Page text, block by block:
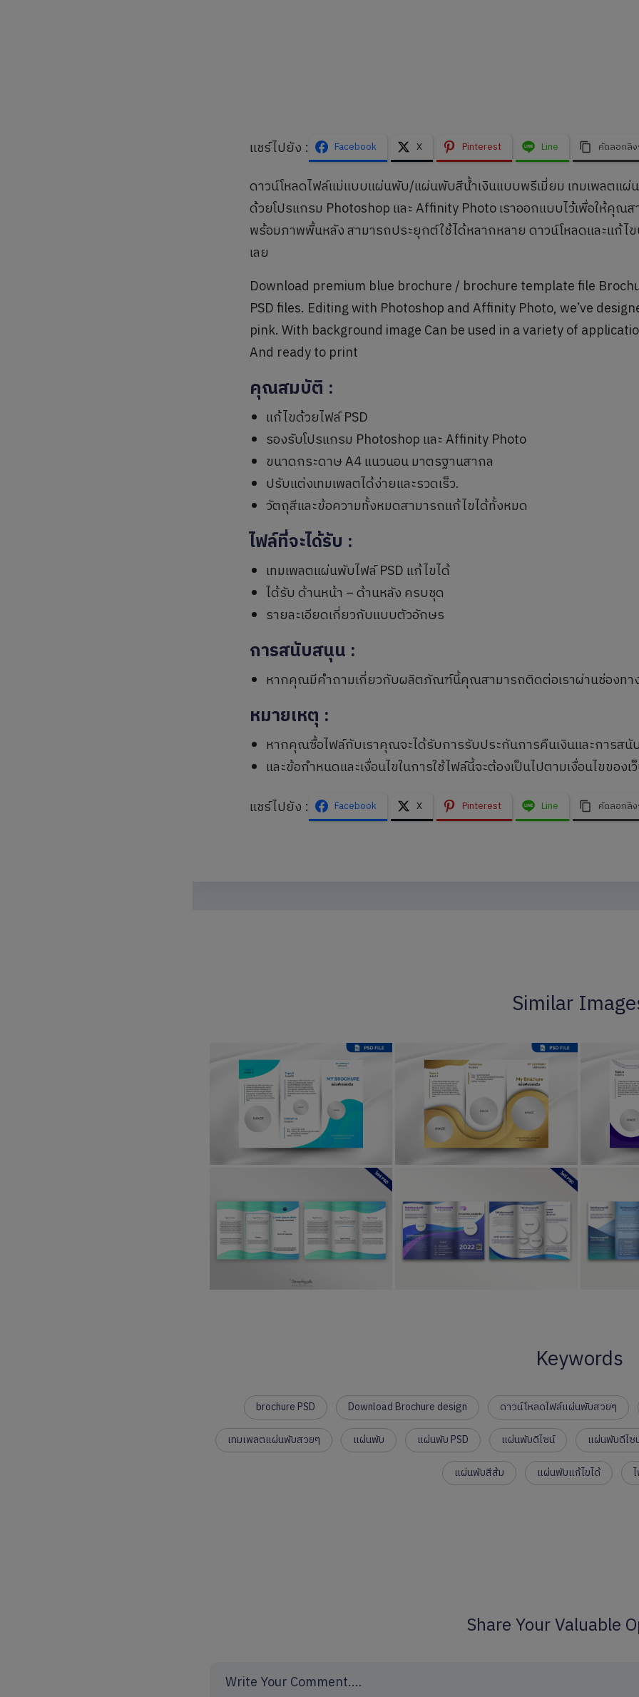
แชร์ไปยัง : Facebook X Pinterest Line คัดลอกลิ
ดาวน์โหลดไฟล์แม่แบบแผ่นพับ/แผ่นพับสีน้ำเงินแบบพรีเมี่ยม เทมเพลตแผ่
ด้วยโปรแกรม Photoshop และ Affinity Photo เราออกแบบไว้เพื่อให้คุ
พร้อมภาพพื้นหลัง สามารถประยุกต์ใช้ได้หลากหลาย ดาวน์โหลดและแก้
เลย
Download premium blue brochure / brochure template file
PSD files. Editing with Photoshop and Affinity Photo, we’ve
pink. With background image Can be used in a variety of
And ready to print
คุณสมบัติ :
แก้ไขด้วยไฟล์ PSD
รองรับโปรแกรม Photoshop และ Affinity Photo
ขนาดกระดาษ A4 แนวนอน มาตรฐานสากล
ปรับแต่งเทมเพลตได้ง่ายและรวดเร็ว.
วัตถุสีและข้อความทั้งหมดสามารถแก้ไขได้ทั้งหมด
ไฟล์ที่จะได้รับ :
เทมเพลตแผ่นพับไฟล์ PSD แก้ไขได้
ได้รับ ด้านหน้า – ด้านหลัง ครบชุด
รายละเอียดเกี่ยวกับแบบตัวอักษร
การสนับสนุน :
หากคุณมีคำถามเกี่ยวกับผลิตภัณฑ์นี้คุณสามารถติดต่อเราผ่านช่องทา
หมายเหตุ :
หากคุณซื้อไฟล์กับเราคุณจะได้รับการรับประกันการคืนเงินและการส
และข้อกำหนดและเงื่อนไขในการใช้ไฟล์นี้จะต้องเป็นไปตามเงื่อนไขของ
แชร์ไปยัง :
Facebook X Pinterest Line คัดลอกลิ
Similar
Keywords
brochure PSD Download Brochure design ดาวน์โหลดไฟล์แผ่นพับสวยๆ
เทมเพลตแผ่นพับสวยๆ
แผ่นพับ แผ่นพับ PSD แผ่นพับดีไซน์ แผ่นพับดีไซ
แผ่นพับสีส้ม
แผ่นพับแก้ไขได้
Share Your Valuable